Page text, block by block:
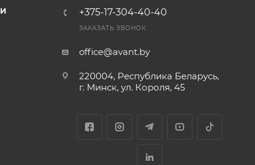
+375-17-304-40-40
ЗАКАЗАТЬ ЗВОНОК
office@avant.by
220004, Республика Беларусь,
г. Минск, ул. Короля, 45